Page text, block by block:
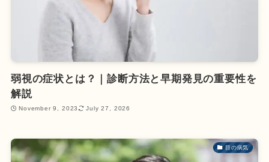
弱視の症状とは？｜診断方法と早期発見の重要性を
解説
November 9, 2023 July 27, 2026
目の病気